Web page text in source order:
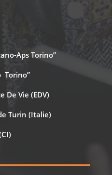
Aps Torino”
Torino”
De Vie (EDV)
Turin (Italie)